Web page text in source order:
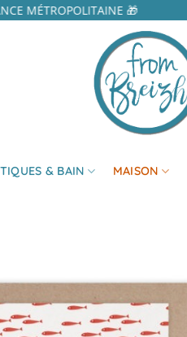
MÉTROPOLITAINE 🎁
& BAIN MAISON